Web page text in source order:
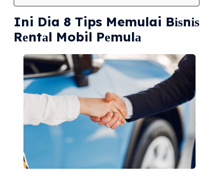
Ini Dia 8 Tips Memulai Bіѕnіѕ
Rеntаl Mobil Pеmulа